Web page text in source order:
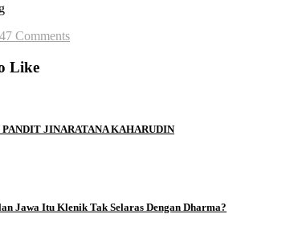
47 Comments
Like
JINARATANA KAHARUDIN
Jawa Itu Klenik Tak Selaras Dengan Dharma?